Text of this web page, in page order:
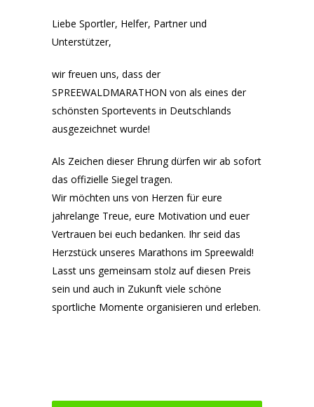
Liebe Sportler, Helfer, Partner und
Unterstützer,
wir freuen uns, dass der
SPREEWALDMARATHON von als eines der
schönsten Sportevents in Deutschlands
ausgezeichnet wurde!
Als Zeichen dieser Ehrung dürfen wir ab sofort
das offizielle Siegel tragen.
Wir möchten uns von Herzen für eure
jahrelange Treue, eure Motivation und euer
Vertrauen bei euch bedanken. Ihr seid das
Herzstück unseres Marathons im Spreewald!
Lasst uns gemeinsam stolz auf diesen Preis
sein und auch in Zukunft viele schöne
sportliche Momente organisieren und erleben.